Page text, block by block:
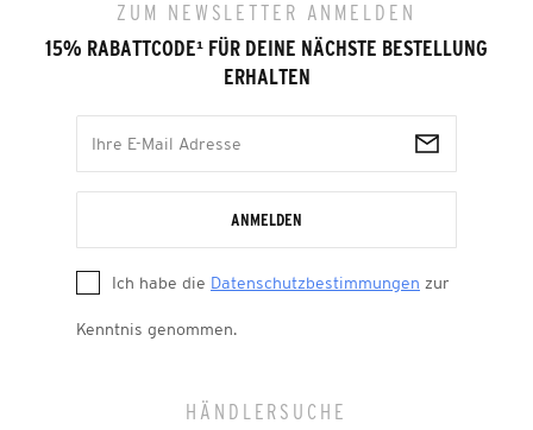
ZUM NEWSLETTER ANMELDEN
15% RABATTCODE¹ FÜR DEINE NÄCHSTE BESTELLUNG
ERHALTEN
ANMELDEN
Ich habe die Datenschutzbestimmungen zur
Kenntnis genommen.
HÄNDLERSUCHE